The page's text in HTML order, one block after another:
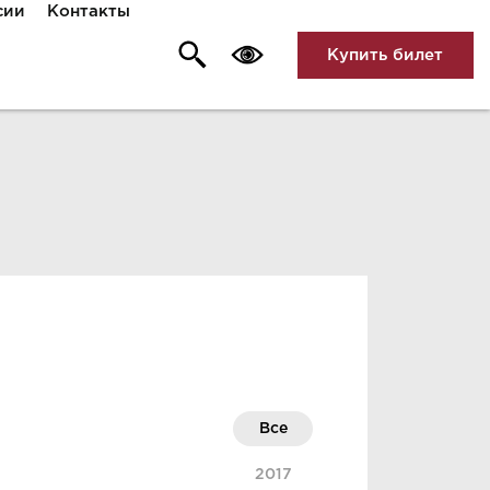
Контакты
Купить билет
Все
2017